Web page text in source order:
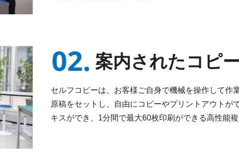
案内されたコピ
セルフコピーは、お客様ご自身で機械を操作して作
原稿をセットし、自由にコピーやプリントアウトが
キスができ、1分間で最大60枚印刷ができる高性能複